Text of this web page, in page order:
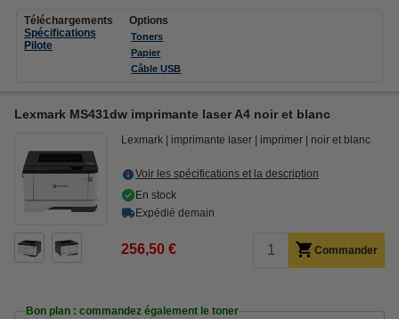
Téléchargements
Spécifications
Pilote
Options
Toners
Papier
Câble USB
Lexmark MS431dw imprimante laser A4 noir et blanc
Lexmark imprimante laser imprimer noir et blanc
Voir les spécifications et la description
En stock
Expédié demain
256,50 € Commander
Bon plan : commandez également le toner